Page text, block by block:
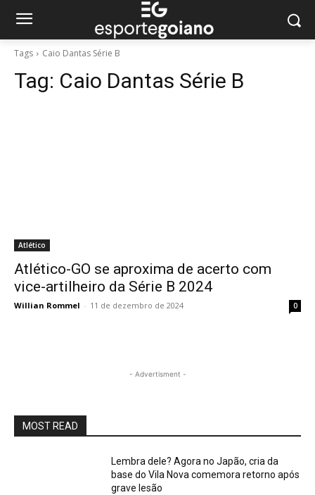
Tags Caio Dantas Série B
Tag: Caio Dantas Série B
Atlético
Atlético-GO se aproxima de acerto com
vice-artilheiro da Série B 2024
Willian Rommel - 11 de dezembro de 2024 0
- Advertisment -
MOST READ
Lembra dele? Agora no Japão, cria da
base do Vila Nova comemora retorno após
grave lesão